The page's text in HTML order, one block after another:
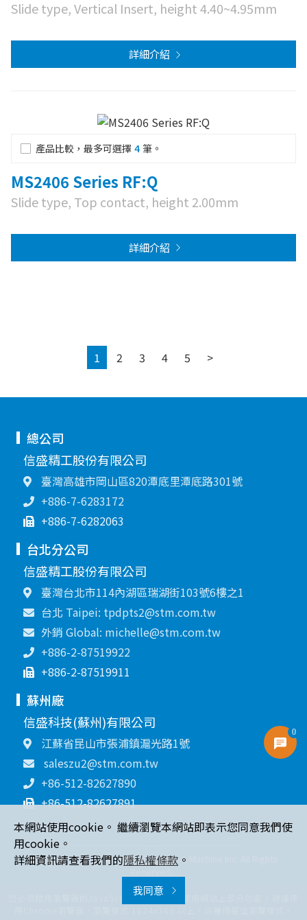
Slide type, Vertical Insert, height 4.40~4.95mm
詳細介紹
產品比較，最多可選擇 4 筆。
MS2406 Series RF:Q
Slide type, Top contact, height 2.00mm
詳細介紹
1 2 3 4 5 >Next
總公司
信盛精工股份有限公司
臺灣高雄市岡山區820潭底里潭底路301號
+886-7-6283172
+886-7-6282063
台北分公司
信盛精工股份有限公司
臺灣台北市114內湖區瑞湖街103號6樓之1
台北 Taipei: tpdpts2@stm.com.tw
外銷 Global: michelle@stm.com.tw
+886-2-87519922
+886-2-87519911
蘇州廠
信盛科技(蘇州)有限公司
江蘇省昆山市張浦鎮滬光路1號
saleszu2@stm.com.tw
+86-512-82627890
+86-512-82627891
Copyright © 2021 Sin Sheng Terminal & Machine Inc. All Rights
您必須啟用瀏覽器的JavaScript 功能，才能使用網站上部分功能 / 建議使
本網站使用cookie。 繼續瀏覽本網站即表示您同意我們使
用cookie。
詳細資訊請查看我們的隱私權條款 。
我同意
0